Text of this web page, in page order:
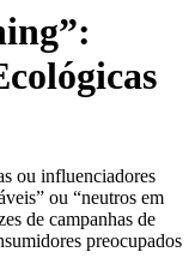
ou influenciadores
ou “neutros em
de campanhas de
preocupados